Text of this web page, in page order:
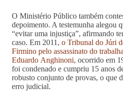
O Ministério Público também
depoimento. A testemunha alegou
“evitar uma injustiça”, afirmando
caso. Em 2011, o Tribunal do Júri
Firmino pelo assassinato do
Eduardo Anghinoni, ocorrido em
foi condenado e cumpriu 15 anos
robusto conjunto de provas, o que
erro judicial.